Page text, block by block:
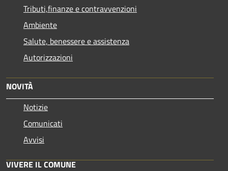
Tributi,finanze e contravvenzioni
Ambiente
Salute, benessere e assistenza
Autorizzazioni
NOVITÀ
Notizie
Comunicati
Avvisi
VIVERE IL COMUNE